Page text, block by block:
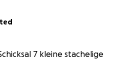
7 kleine stachelige